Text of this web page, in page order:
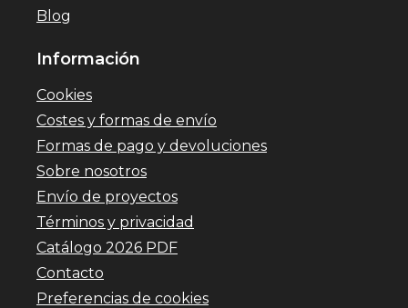
Blog
Información
Cookies
Costes y formas de envío
Formas de pago y devoluciones
Sobre nosotros
Envío de proyectos
Términos y privacidad
Catálogo 2026 PDF
Contacto
Preferencias de cookies